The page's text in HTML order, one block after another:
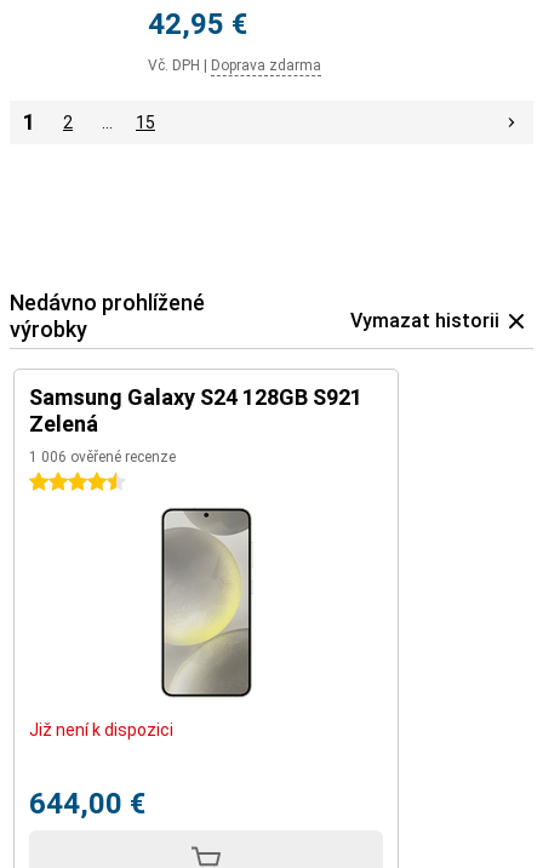
42,95 €
Vč. DPH Doprava zdarma
1 2 15
Nedávno prohlížené
výrobky
Vymazat historii
Samsung Galaxy S24 128GB S921
Zelená
1 006 ověřené recenze
4.5 hvězdičky
Již není k dispozici
644,00 €